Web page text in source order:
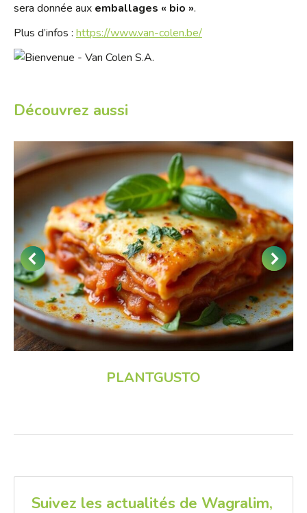
sera donnée aux emballages « bio ».
Plus d’infos : https://www.van-colen.be/
Découvrez aussi
PLANTGUSTO
Suivez les actualités de Wagralim,